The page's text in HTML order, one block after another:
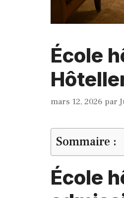
École
mars 12, 2026 par
Sommaire :
École